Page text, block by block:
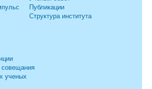
Публикации
Структура института
ученых